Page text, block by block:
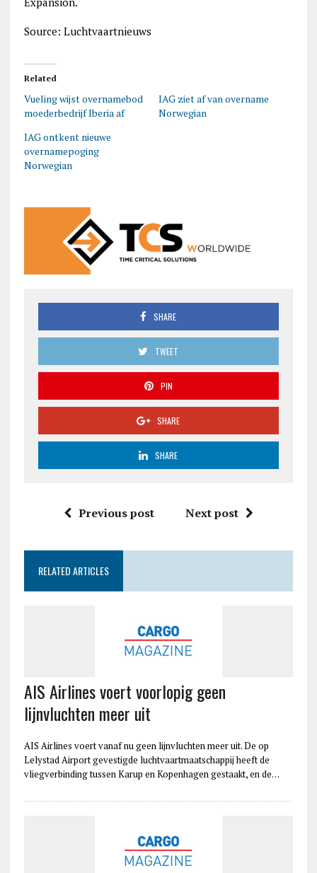
Source: Luchtvaartnieuws
Related
Vueling wijst overnamebod
moederbedrijf Iberia af
IAG ziet af van overname
Norwegian
IAG ontkent nieuwe
overnamepoging
Norwegian
SHARE
TWEET
PIN
SHARE
SHARE
Previous post Next post
RELATED ARTICLES
AIS Airlines voert voorlopig geen
lijnvluchten meer uit
AIS Airlines voert vanaf nu geen lijnvluchten meer uit. De op
Lelystad Airport gevestigde luchtvaartmaatschappij heeft de
vliegverbinding tussen Karup en Kopenhagen gestaakt, en de…